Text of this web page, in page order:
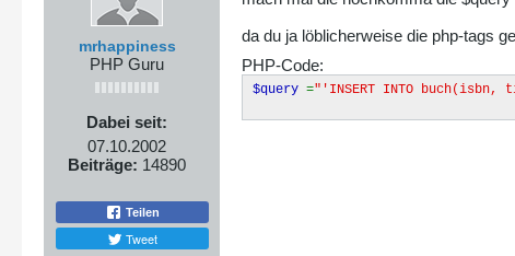
mrhappiness
PHP Guru
Dabei seit:
07.10.2002
Beiträge: 14890
Teilen
Tweet
da du ja löblicherweise die php-tags
PHP-Code:
$query ="'INSERT INTO